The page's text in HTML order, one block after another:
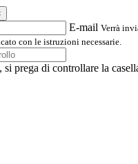
E-mail Verrà
con le istruzioni necessarie.
prega di controllare la